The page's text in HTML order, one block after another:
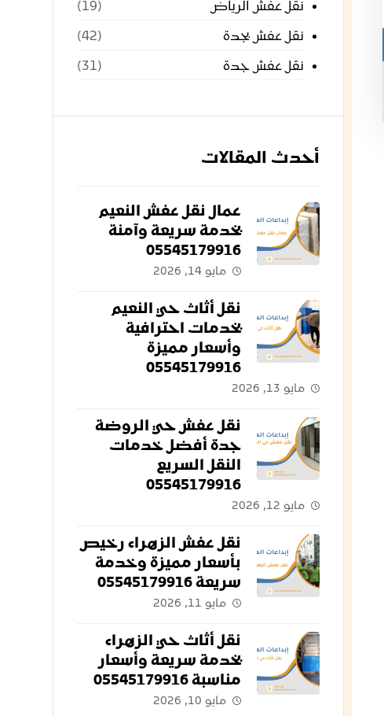
نقل عفش الرياض
(19)
نقل عفش بجدة
(42)
نقل عفش جدة
(31)
أحدث المقالات
عمال نقل عفش النعيم
بخدمة سريعة وآمنة
05545179916
مايو 14, 2026
نقل أثاث حي النعيم
بخدمات احترافية
وأسعار مميزة
05545179916
مايو 13, 2026
نقل عفش حي الروضة
جدة أفضل خدمات
النقل السريع
05545179916
مايو 12, 2026
نقل عفش الزهراء رخيص
بأسعار مميزة وخدمة
سريعة 05545179916
مايو 11, 2026
نقل أثاث حي الزهراء
بخدمة سريعة وأسعار
مناسبة 05545179916
مايو 10, 2026